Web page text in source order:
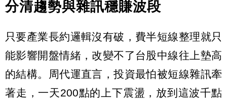
分清趨勢與雜訊穩賺波段
只要產業長約邏輯沒有破，費半短線整理就只
能影響開盤情緒，改變不了台股中線往上墊高
的結構。周代運直言，投資最怕被短線雜訊牽
著走，一天200點的上下震盪，放到這波千點